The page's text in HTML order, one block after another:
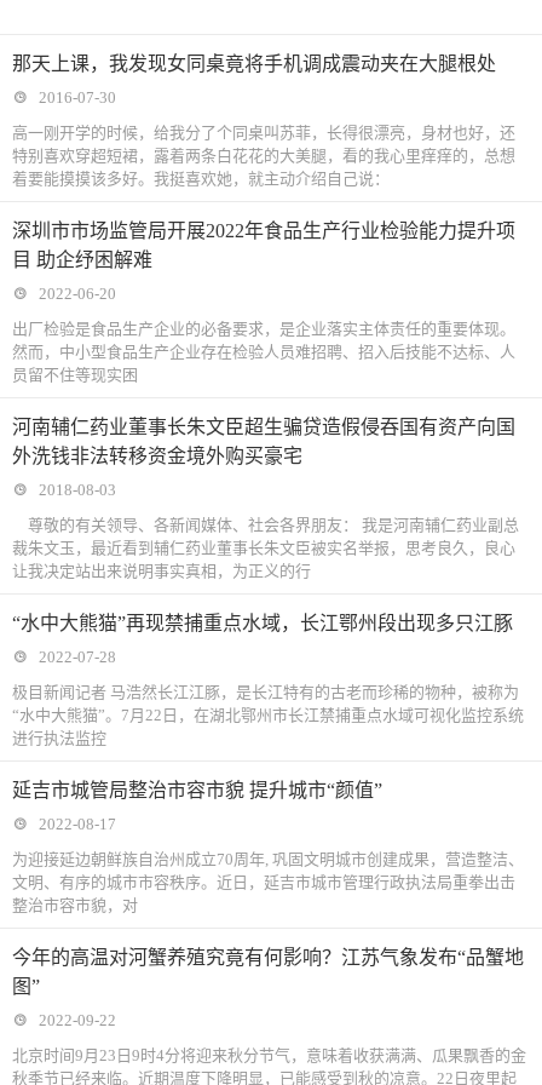
那天上课，我发现女同桌竟将手机调成震动夹在大腿根处
2016-07-30
高一刚开学的时候，给我分了个同桌叫苏菲，长得很漂亮，身材也好，还
特别喜欢穿超短裙，露着两条白花花的大美腿，看的我心里痒痒的，总想
着要能摸摸该多好。我挺喜欢她，就主动介绍自己说：
深圳市市场监管局开展2022年食品生产行业检验能力提升项
目 助企纾困解难
2022-06-20
出厂检验是食品生产企业的必备要求，是企业落实主体责任的重要体现。
然而，中小型食品生产企业存在检验人员难招聘、招入后技能不达标、人
员留不住等现实困
河南辅仁药业董事长朱文臣超生骗贷造假侵吞国有资产向国
外洗钱非法转移资金境外购买豪宅
2018-08-03
尊敬的有关领导、各新闻媒体、社会各界朋友： 我是河南辅仁药业副总
裁朱文玉，最近看到辅仁药业董事长朱文臣被实名举报，思考良久，良心
让我决定站出来说明事实真相，为正义的行
“水中大熊猫”再现禁捕重点水域，长江鄂州段出现多只江豚
2022-07-28
极目新闻记者 马浩然长江江豚，是长江特有的古老而珍稀的物种，被称为
“水中大熊猫”。7月22日，在湖北鄂州市长江禁捕重点水域可视化监控系统
进行执法监控
延吉市城管局整治市容市貌 提升城市“颜值”
2022-08-17
为迎接延边朝鲜族自治州成立70周年, 巩固文明城市创建成果，营造整洁、
文明、有序的城市市容秩序。近日，延吉市城市管理行政执法局重拳出击
整治市容市貌，对
今年的高温对河蟹养殖究竟有何影响？江苏气象发布“品蟹地
图”
2022-09-22
北京时间9月23日9时4分将迎来秋分节气，意味着收获满满、瓜果飘香的金
秋季节已经来临。近期温度下降明显，已能感受到秋的凉意。22日夜里起